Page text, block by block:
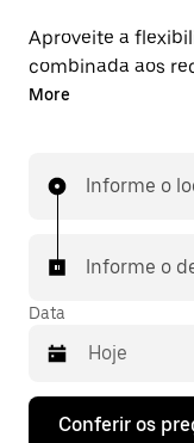
Aproveite a
combinada aos
viajar pelo UberX
preços definidos
More
Informe o
Informe o
Data
Pressione
Conferir os